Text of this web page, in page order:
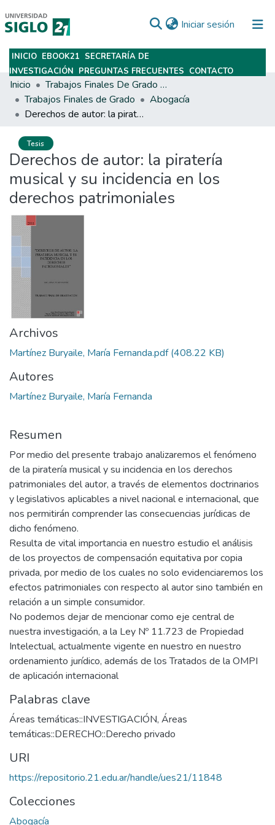
Iniciar sesión (current)
Subir
INICIO EBOOK21 SECRETARÍA DE
INVESTIGACIÓN PREGUNTAS FRECUENTES CONTACTO
Inicio
Trabajos Finales De Grado Y Posgrado
Trabajos Finales de Grado
Abogacía
Derechos de autor: la piratería musical y su incidencia en los derechos patrimoniales
Tesis
Derechos de autor: la piratería
musical y su incidencia en los
derechos patrimoniales
Archivos
Martínez Buryaile, María Fernanda.pdf(408.22 KB)
Autores
Martínez Buryaile, María Fernanda
Resumen
Por medio del presente trabajo analizaremos el fenómeno
de la piratería musical y su incidencia en los derechos
patrimoniales del autor, a través de elementos doctrinarios
y legislativos aplicables a nivel nacional e internacional, que
nos permitirán comprender las consecuencias jurídicas de
dicho fenómeno.
Resulta de vital importancia en nuestro estudio el análisis
de los proyectos de compensación equitativa por copia
privada, por medio de los cuales no solo evidenciaremos los
efectos patrimoniales con respecto al autor sino también en
relación a un simple consumidor.
No podemos dejar de mencionar como eje central de
nuestra investigación, a la Ley Nº 11.723 de Propiedad
Intelectual, actualmente vigente en nuestro en nuestro
ordenamiento jurídico, además de los Tratados de la OMPI
de aplicación internacional
Palabras clave
Áreas temáticas::INVESTIGACIÓN, Áreas
temáticas::DERECHO::Derecho privado
URI
https://repositorio.21.edu.ar/handle/ues21/11848
Colecciones
Abogacía